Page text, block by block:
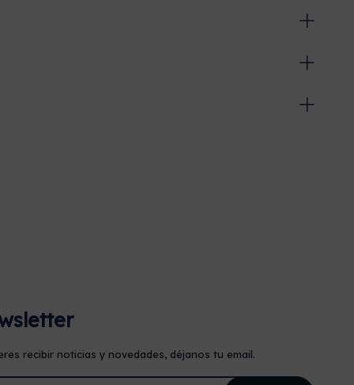
recibir noticias y novedades, déjanos tu email.